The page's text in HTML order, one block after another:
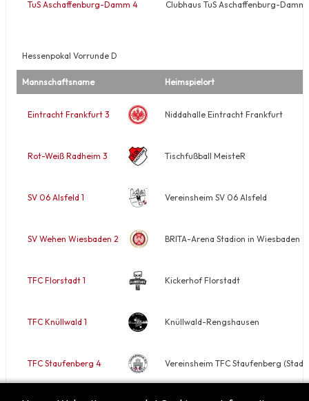
TuS Aschaffenburg-Damm 4 Clubhaus TuS Aschaffenburg-Damm
Hessenpokal Vorrunde D
Mannschaftsname Heimspielort
Eintracht Frankfurt 3 Niddahalle Eintracht Frankfurt
Rot-Weiß Radheim 3 Tischfußball MeisteR
SV 06 Alsfeld 1 Vereinsheim SV 06 Alsfeld
SV Wehen Wiesbaden 2 BRITA-Arena Stadion in Wiesbaden
TFC Florstadt 1 Kickerhof Florstadt
TFC Knüllwald 1 Knüllwald-Rengshausen
TFC Staufenberg 4 Vereinsheim TFC Staufenberg